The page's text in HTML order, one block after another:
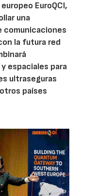
EuroQCI,
una
comunicaciones
la futura red
espaciales para
ultraseguras
países